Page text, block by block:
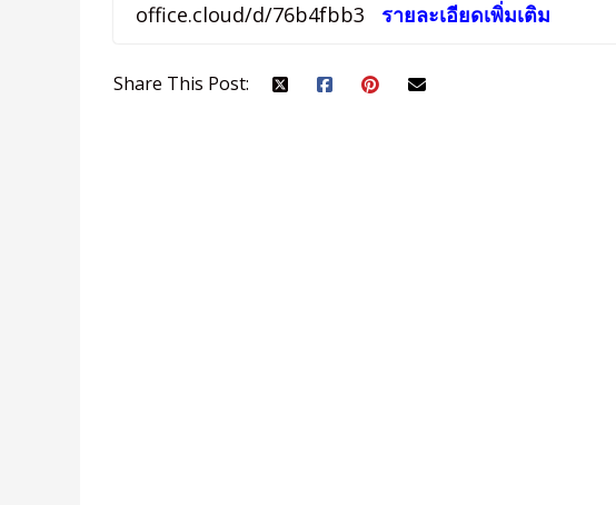
office.cloud/d/76b4fbb3 รายละเอียดเพิ่มเติม
Share This Post: